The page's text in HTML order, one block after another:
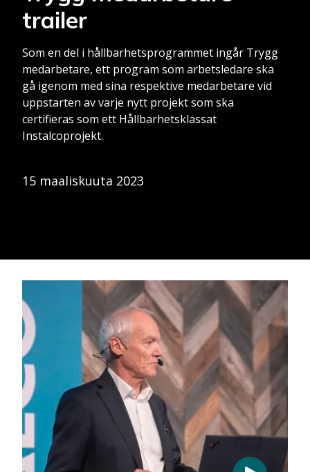
trailer
Som en del i hållbarhetsprogrammet ingår Trygg
medarbetare, ett program som arbetsledare ska
gå igenom med sina respektive medarbetare vid
uppstarten av varje nytt projekt som ska
certifieras som ett Hållbarhetsklassat
Instalcoprojekt.
15 maaliskuuta 2023